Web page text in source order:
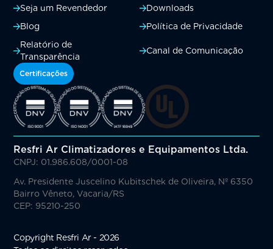
Seja um Revendedor
Downloads
Blog
Política de Privacidade
Relatório de
Transparência
Canal de Comunicação
Certificações
Resfri Ar Climatizadores e Equipamentos Ltda.
CNPJ: 01.986.608/0001-08
Av. Presidente Juscelino Kubitschek de Oliveira, Nº 6350
Bairro Vêneto, Vacaria/RS
CEP: 95210-250
Copyright Resfri Ar - 2026